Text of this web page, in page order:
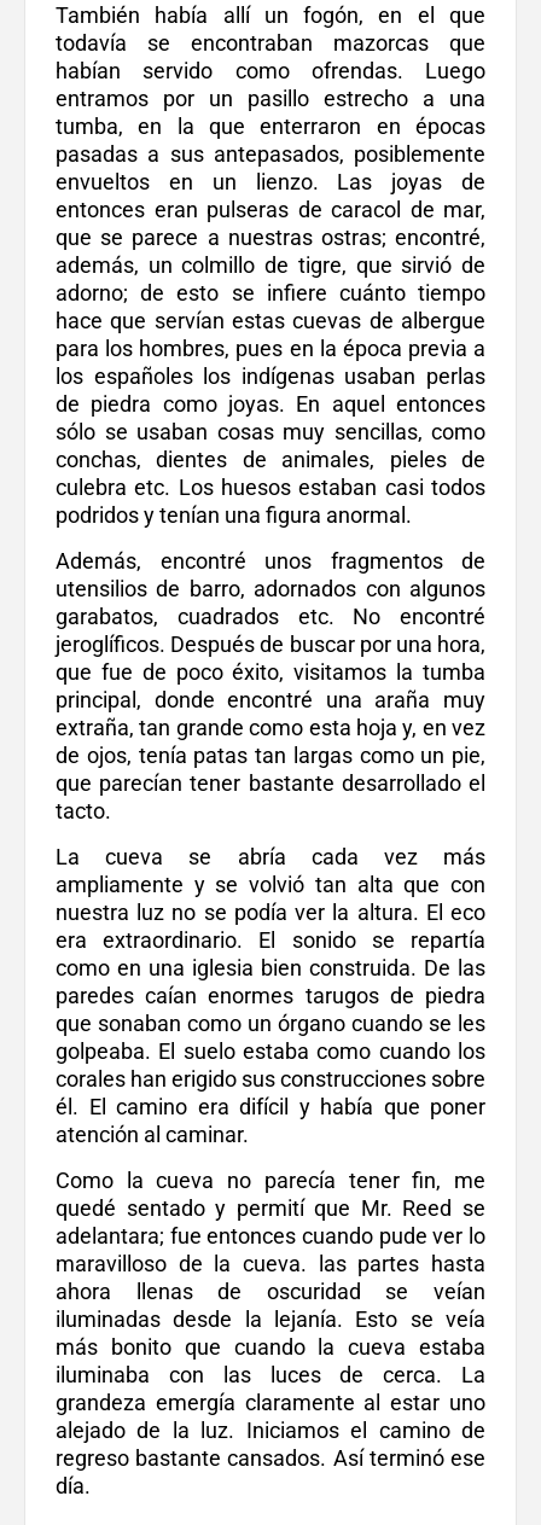
También había allí un fogón, en el que
todavía se encontraban mazorcas que
habían servido como ofrendas. Luego
entramos por un pasillo estrecho a una
tumba, en la que enterraron en épocas
pasadas a sus antepasados, posiblemente
envueltos en un lienzo. Las joyas de
entonces eran pulseras de caracol de mar,
que se parece a nuestras ostras; encontré,
además, un colmillo de tigre, que sirvió de
adorno; de esto se infiere cuánto tiempo
hace que servían estas cuevas de albergue
para los hombres, pues en la época previa a
los españoles los indígenas usaban perlas
de piedra como joyas. En aquel entonces
sólo se usaban cosas muy sencillas, como
conchas, dientes de animales, pieles de
culebra etc. Los huesos estaban casi todos
podridos y tenían una figura anormal.
Además, encontré unos fragmentos de
utensilios de barro, adornados con algunos
garabatos, cuadrados etc. No encontré
jeroglíficos. Después de buscar por una hora,
que fue de poco éxito, visitamos la tumba
principal, donde encontré una araña muy
extraña, tan grande como esta hoja y, en vez
de ojos, tenía patas tan largas como un pie,
que parecían tener bastante desarrollado el
tacto.
La cueva se abría cada vez más
ampliamente y se volvió tan alta que con
nuestra luz no se podía ver la altura. El eco
era extraordinario. El sonido se repartía
como en una iglesia bien construida. De las
paredes caían enormes tarugos de piedra
que sonaban como un órgano cuando se les
golpeaba. El suelo estaba como cuando los
corales han erigido sus construcciones sobre
él. El camino era difícil y había que poner
atención al caminar.
Como la cueva no parecía tener fin, me
quedé sentado y permití que Mr. Reed se
adelantara; fue entonces cuando pude ver lo
maravilloso de la cueva. las partes hasta
ahora llenas de oscuridad se veían
iluminadas desde la lejanía. Esto se veía
más bonito que cuando la cueva estaba
iluminaba con las luces de cerca. La
grandeza emergía claramente al estar uno
alejado de la luz. Iniciamos el camino de
regreso bastante cansados. Así terminó ese
día.